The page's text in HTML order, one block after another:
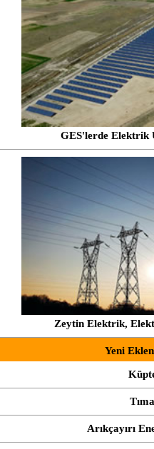
GES'lerde Elektrik
Zeytin Elektrik,
Yeni
Arıkçayırı